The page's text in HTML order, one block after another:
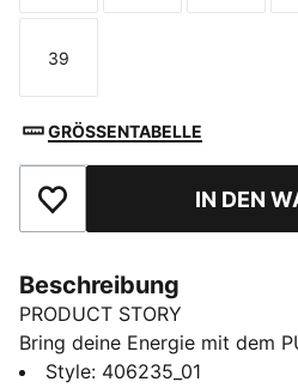
Größe
39
GRÖSSENTABELLE
Zu Favoriten hinzufügen
IN DEN
Beschreibung
PRODUCT STORY
Bring deine Energie mit dem
ganz neues Level – hier trifft
Style: 406235_01